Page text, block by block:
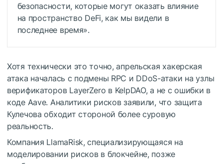
безопасности, которые могут оказать влияние
на пространство DeFi, как мы видели в
последнее время».
Хотя технически это точно, апрельская хакерская
атака началась с подмены RPC и DDoS-атаки на узлы
верификаторов LayerZero в KelpDAO, а не с ошибки в
коде Aave. Аналитики рисков заявили, что защита
Кулечова обходит стороной более суровую
реальность.
Компания LlamaRisk, специализирующаяся на
моделировании рисков в блокчейне, позже